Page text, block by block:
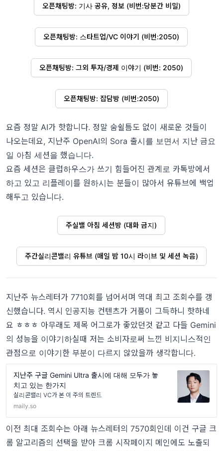
오픈채팅방: 기사 공유, 정보 (비번:당분간 비밀)
오픈채팅방: 스타트업/VC 이야기 (비번:2050)
오픈채팅방: 그외 투자/경제 이야기 (비번: 2050)
오픈채팅방: 잡담방 (비번:2050)
요즘 정말 AI가 핫합니다. 정말 숨쉴틈도 없이 새로운 것들이
나오는데요, 지난주 OpenAI의 Sora 출시를 보면서 지난 금요
일 아침 세션을 했습니다.
요즘 세션은 클럽하우스가 쓰기 힘들어진 관계로 카톡방에서
하고 있고 리플레이를 원하시는 분들이 많아서 유튜브에 백업
해두고 있습니다.
주실밸 아침 세션방 (대화 금지)
주간실리콘밸리 유튜브 (매일 밤 10시 라이브 및 세션 녹음)
지난주 뉴스레터가 7710회를 넘어서며 역대 최고 조회수를 갱
신했습니다. 역시 인공지능 컨텐츠가 거품이 그득하니 핫하네
요 ㅎㅎㅎ 아무래도 제목 어그로가 좋았던것 같고 다들 Gemini
의 성능을 이야기하실때 저는 소비자로써 느낀 비지니스적인
관점으로 이야기한 부분이 다르지 않았을까 생각합니다.
지난주 구글 Gemini Ultra 출시에 대해 모두가 놓
치고 있는 한가지
실리콘밸리 VC가 본 이 주의 트렌드
maily.so
이전 최대 조회수는 아래 뉴스레터의 7570회인데 이건 구글 크
롬 알고리즘의 선택을 받아 크롬 시작페이지 메인에도 노출되